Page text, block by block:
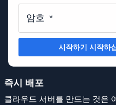
암호 *
시작하기 시작하
즉시 배포
클라우드 서버를 만드는 것은